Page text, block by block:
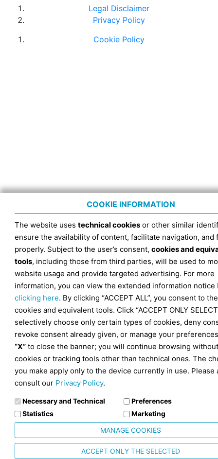
Legal Disclaimer
Privacy Policy
Cookie Policy
COOKIE INFORMATION
The website uses technical cookies or other similar
ensure the availability of content, facilitate navigation, and
properly. Subject to the user’s consent, cookies and
tools, including those from third parties, will be used to
website usage and provide targeted advertising. For more
information, you can view the extended information notice
clicking here. By clicking “ACCEPT ALL”, you consent to
cookies and equivalent tools. Click “ACCEPT ONLY
selectively choose only certain types of cookies, deny
revoke consent already given, or manage your
“X” to close the banner; you will continue browsing without
cookies or tracking tools other than technical ones. The
you make apply only to the device currently in use. Please
consult our Privacy Policy.
Necessary and Technical
Preferences
Statistics
Marketing
MANAGE COOKIES
ACCEPT ONLY THE SELECTED